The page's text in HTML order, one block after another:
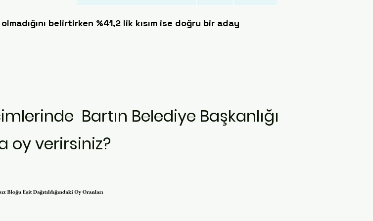
belirtirken %41,2 lik kısım ise doğru bir aday
Bartın Belediye Başkanlığı
oy verirsiniz?